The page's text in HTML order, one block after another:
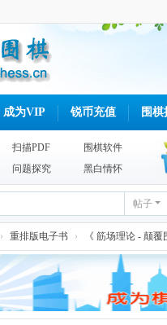
成为VIP 锐币充值 围棋
扫描PDF
围棋软件
问题探究 黑白情怀
帖子
› 重排版电子书 › 《 筋场理论 - 颠